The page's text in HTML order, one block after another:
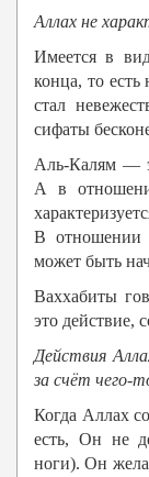
Аллах не
Имеется в
конца, то
стал
сифаты
Аль-Калям —
А в
В отношении
может быть
Ваххабиты
это действие,
Действия
за счёт чего-
Когда Аллах
есть, Он не
ноги). Он